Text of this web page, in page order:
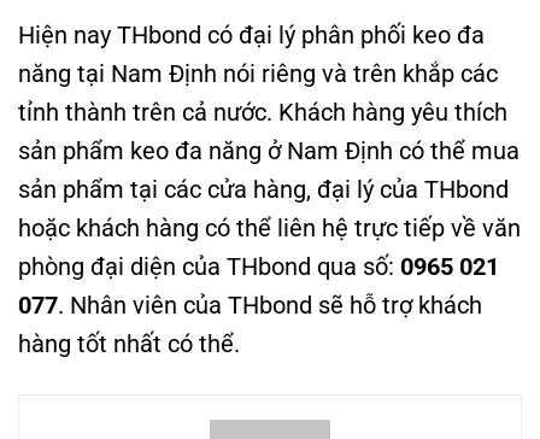
Hiện nay THbond có đại lý phân phối keo đa
năng tại Nam Định nói riêng và trên khắp các
tỉnh thành trên cả nước. Khách hàng yêu thích
sản phẩm keo đa năng ở Nam Định có thể mua
sản phẩm tại các cửa hàng, đại lý của THbond
hoặc khách hàng có thể liên hệ trực tiếp về văn
phòng đại diện của THbond qua số: 0965 021
077. Nhân viên của THbond sẽ hỗ trợ khách
hàng tốt nhất có thể.